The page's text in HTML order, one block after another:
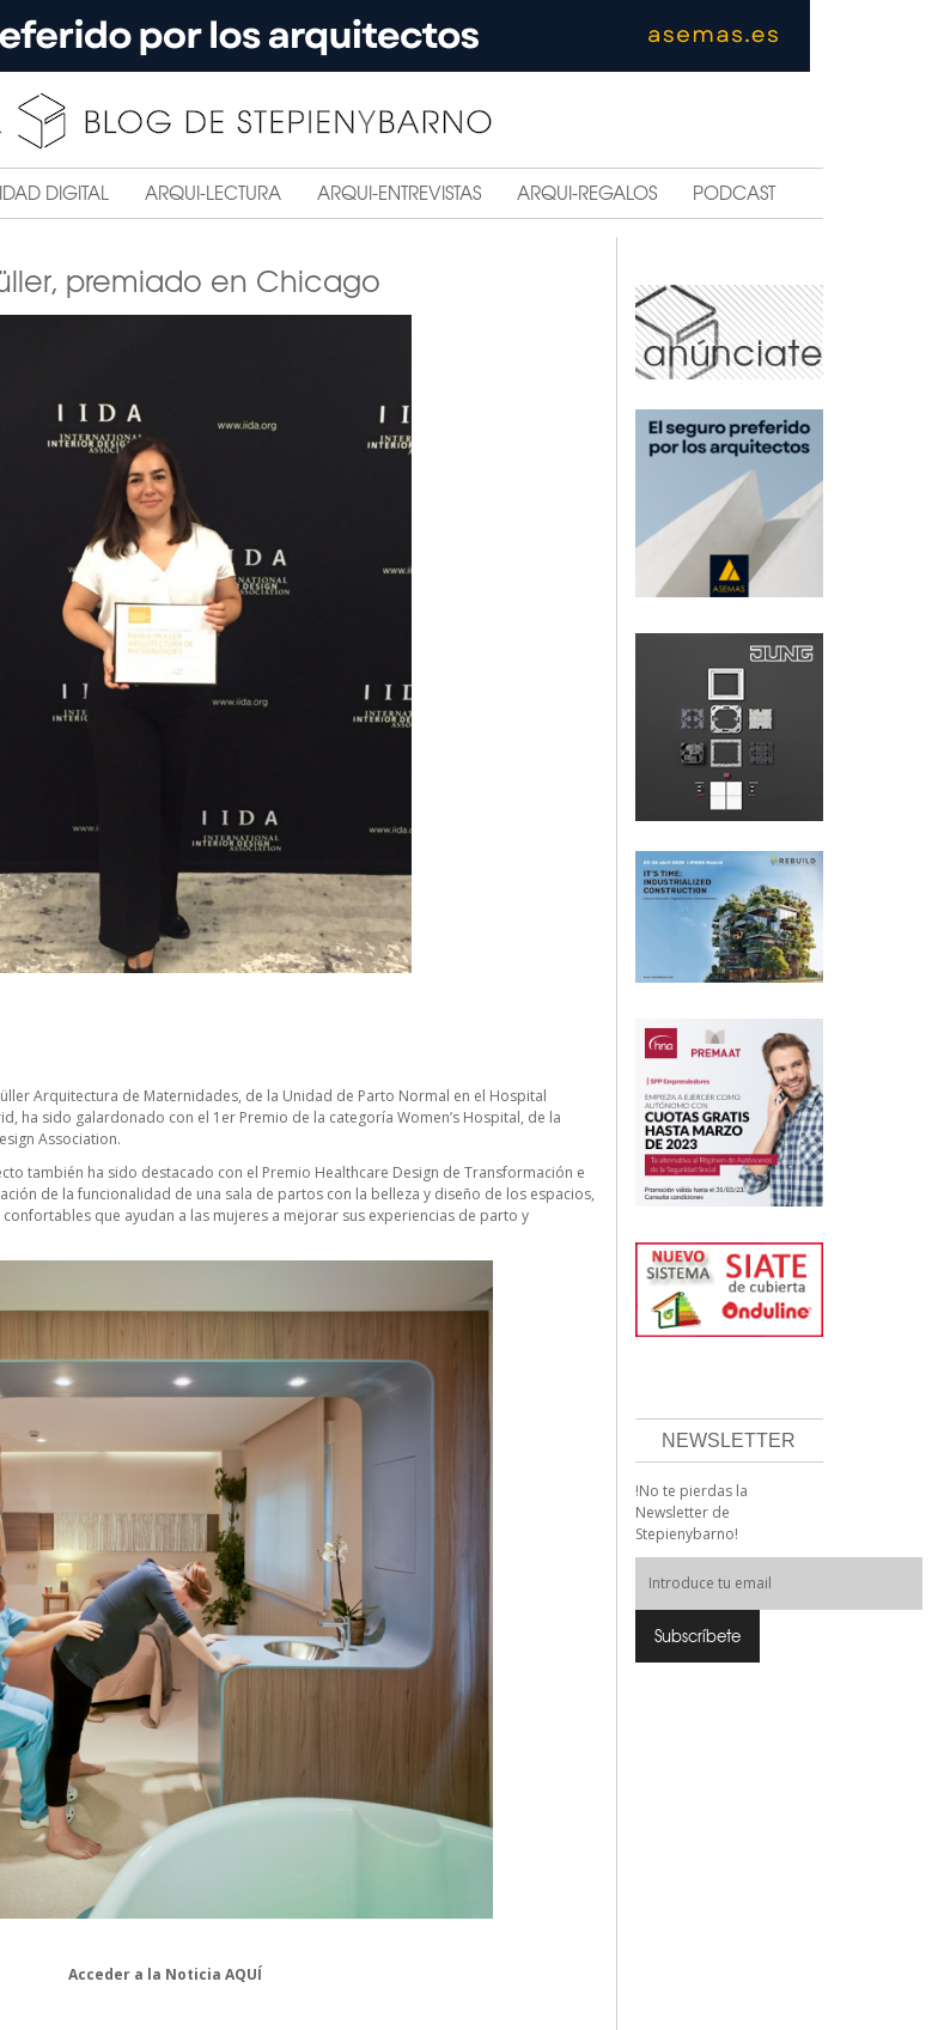
DIGITAL ARQUI-LECTURA ARQUI-ENTREVISTAS ARQUI-REGALOS PODCAST
premiado en Chicago
Arquitectura de Maternidades, de la Unidad de Parto Normal en el Hospital
ha sido galardonado con el 1er Premio de la categoría Women’s Hospital, de la
Association.
también ha sido destacado con el Premio Healthcare Design de Transformación e
de la funcionalidad de una sala de partos con la belleza y diseño de los espacios,
que ayudan a las mujeres a mejorar sus experiencias de parto y
Acceder a la Noticia AQUÍ
NEWSLETTER
!No te pierdas la
Newsletter de
Stepienybarno!